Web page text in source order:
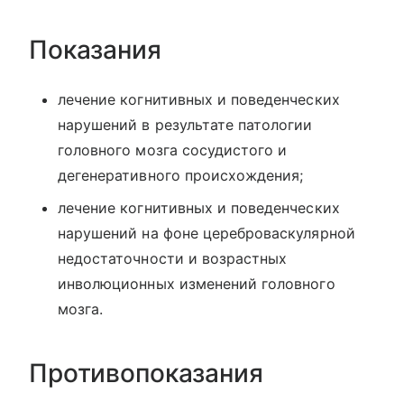
Показания
лечение когнитивных и поведенческих
нарушений в результате патологии
головного мозга сосудистого и
дегенеративного происхождения;
лечение когнитивных и поведенческих
нарушений на фоне цереброваскулярной
недостаточности и возрастных
инволюционных изменений головного
мозга.
Противопоказания